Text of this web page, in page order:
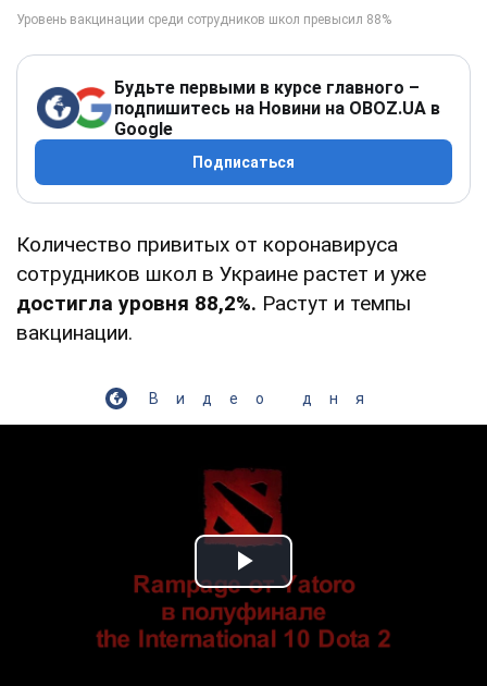
Будьте первыми в курсе главного –
подпишитесь на Новини на OBOZ.UA в
Google
Подписаться
Количество привитых от коронавируса
сотрудников школ в Украине растет и уже
достигла уровня 88,2%. Растут и темпы
вакцинации.
Видео дня
Play Video